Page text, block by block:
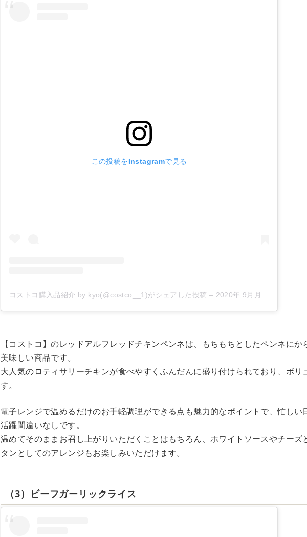
この投稿をInstagramで見る
コストコ購入品紹介 by kyo(@costco__1)がシェアした投稿 – 2020年 9月月11日午前4時39分PDT
【コストコ】のレッドアルフレッドチキンペンネは、もちもちとしたペンネに
美味しい商品です。
大人気のロティサリーチキンが食べやすくふんだんに盛り付けられており、ボリ
す。
電子レンジで温めるだけのお手軽調理ができる点も魅力的なポイントで、忙しい
活躍間違いなしです。
温めてそのままお召し上がりいただくことはもちろん、ホワイトソースやチーズ
タンとしてのアレンジもお楽しみいただけます。
（3）ビーフガーリックライス